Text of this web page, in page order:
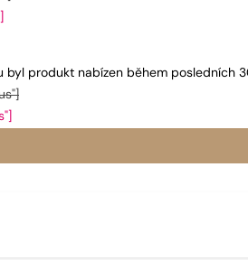
byl produkt nabízen během posledních